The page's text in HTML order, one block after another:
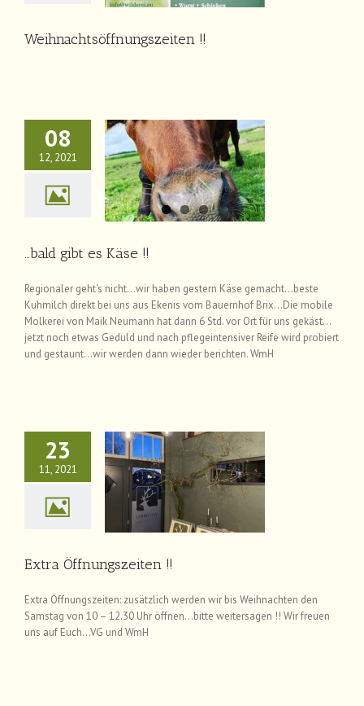
Weihnachtsöffnungszeiten !!
08
12, 2021
…bald gibt es Käse !!
Regionaler geht‘s nicht…wir haben gestern Käse gemacht…beste
Kuhmilch direkt bei uns aus Ekenis vom Bauernhof Brix…Die mobile
Molkerei von Maik Neumann hat dann 6 Std. vor Ort für uns gekäst…
jetzt noch etwas Geduld und nach pflegeintensiver Reife wird probiert
und gestaunt…wir werden dann wieder berichten. WmH
23
11, 2021
Extra Öffnungszeiten !!
Extra Öffnungszeiten: zusätzlich werden wir bis Weihnachten den
Samstag von 10 – 12.30 Uhr öffnen…bitte weitersagen !! Wir freuen
uns auf Euch…VG und WmH